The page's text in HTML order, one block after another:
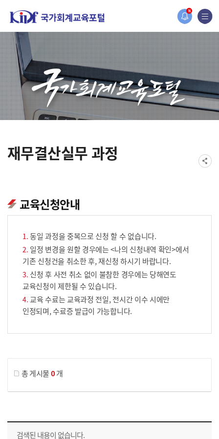
N
홈페이지가 새롭게 개편되었습니다.
한국조세재정연구원홈페이지가 새롭게 개설되었습니다.
재무결산실무 과정
교육신청안내
동일 과정을 중복으로 신청 할 수 없습니다.
일정 변경을 원할 경우에는 <나의 신청내역 확인>에서
기존 신청건을 취소한 후, 재신청 하시기 바랍니다.
신청 후 사전 취소 없이 불참한 경우에는 당해연도
교육신청이 제한될 수 있습니다.
교육 수료는 교육과정 전일, 전시간 이수 시에만
인정되며, 수료증 발급이 가능합니다.
총 게시물0개
교육신청 목록을 나타낸 표로 회차, 지역, 접수기간, 교육기간, 교육장소, 신청인원/모집인원, 상태로 나뉘어 설명합니다.
검색된 내용이 없습니다.